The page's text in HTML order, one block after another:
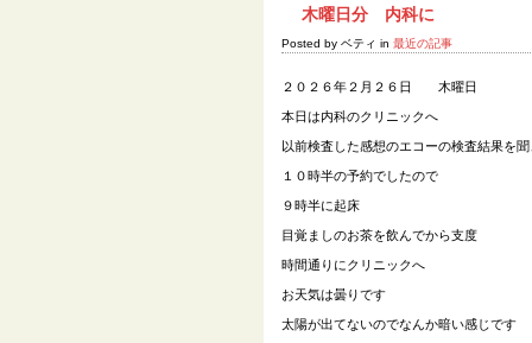
木曜日分 内科に
Posted by ベティ in 最近の記事
２０２６年２月２６日 木曜日
本日は内科のクリニックへ
以前検査した感想のエコーの検査結果を
１０時半の予約でしたので
９時半に起床
目覚ましのお茶を飲んでから支度
時間通りにクリニックへ
お天気は曇りです
太陽が出てないのでなんか暗い感じです